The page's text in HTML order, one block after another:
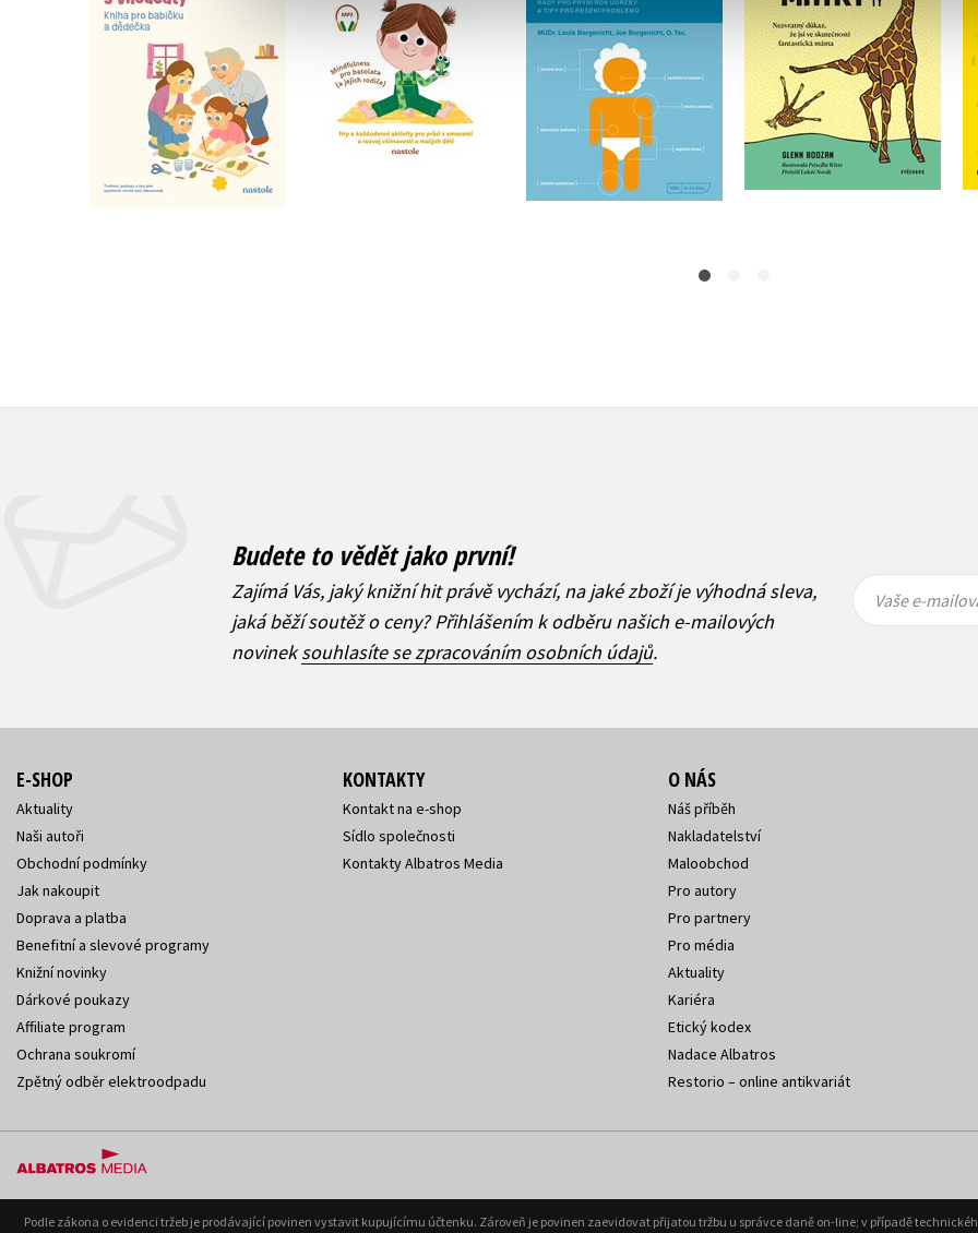
Do košíku
399 Kč
319 Kč
Do košíku
Do košíku
329 Kč
263 Kč
Do košíku
239 Kč
Budete to vědět jako první!
Zajímá Vás, jaký knižní hit právě vychází, na jaké zboží je výhodná sleva,
jaká běží soutěž o ceny? Přihlášením k odběru našich e-mailových
novineksouhlasíte se zpracováním osobních údajů.
mailová
mailová
Vaše e-
E-SHOP
Aktuality
Naši autoři
Obchodní podmínky
Jak nakoupit
Doprava a platba
Benefitní a slevové programy
Knižní novinky
Dárkové poukazy
Affiliate program
Ochrana soukromí
Zpětný odběr elektroodpadu
KONTAKTY
Kontakt na e-shop
Sídlo společnosti
Kontakty Albatros Media
O NÁS
Náš příběh
Nakladatelství
Maloobchod
Pro autory
Pro partnery
Pro média
Aktuality
Kariéra
Etický kodex
Nadace Albatros
Restorio – online antikvariát
Podle zákona o evidenci tržeb je prodávající povinen vystavit kupujícímu účtenku. Zároveň je povinen zaevidovat přijatou tržbu u správce daně on-line; v případě